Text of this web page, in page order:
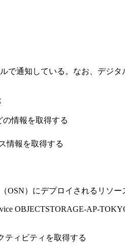
で通知している。なお、デジ
情報を取得する
情報を取得する
OSN）にデプロイされるリソー
OBJECTSTORAGE-AP-
ティビティを取得する